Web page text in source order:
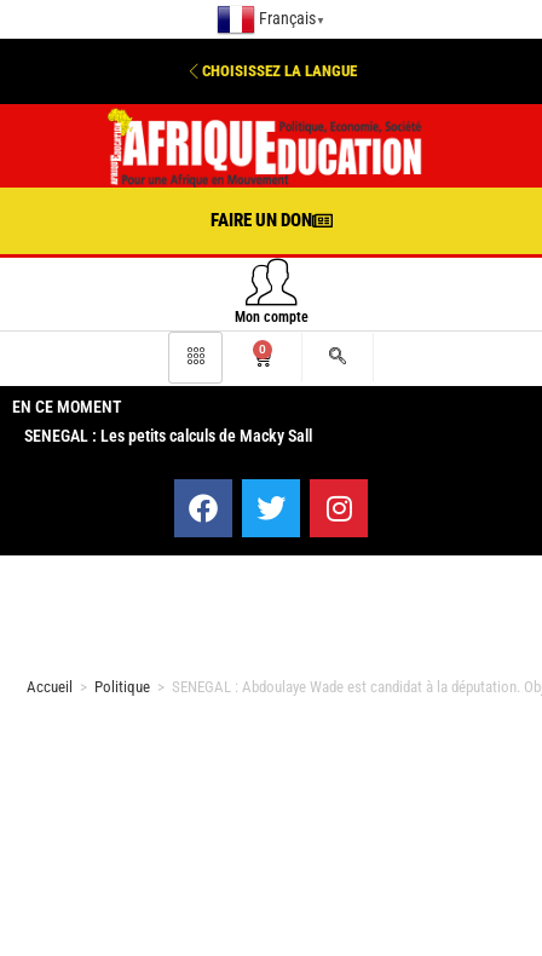
Français ▼
CHOISISSEZ LA LANGUE
FAIRE UN DON
Mon compte
0
EN CE MOMENT
SENEGAL : Les petits calculs de Macky Sall
Accueil > Politique > SENEGAL : Abdoulaye Wade est candidat à la députation.